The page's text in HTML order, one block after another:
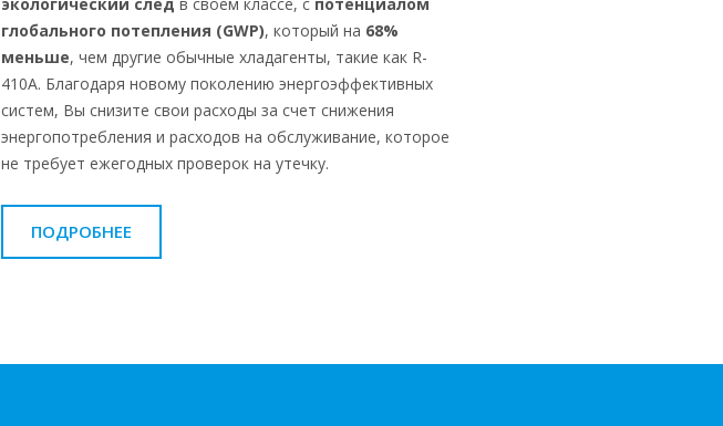
глобального потепления (GWP), который на 68%
меньше, чем другие обычные хладагенты, такие как R-
410A. Благодаря новому поколению энергоэффективных
систем, Вы снизите свои расходы за счет снижения
энергопотребления и расходов на обслуживание, которое
не требует ежегодных проверок на утечку.
ПОДРОБНЕЕ